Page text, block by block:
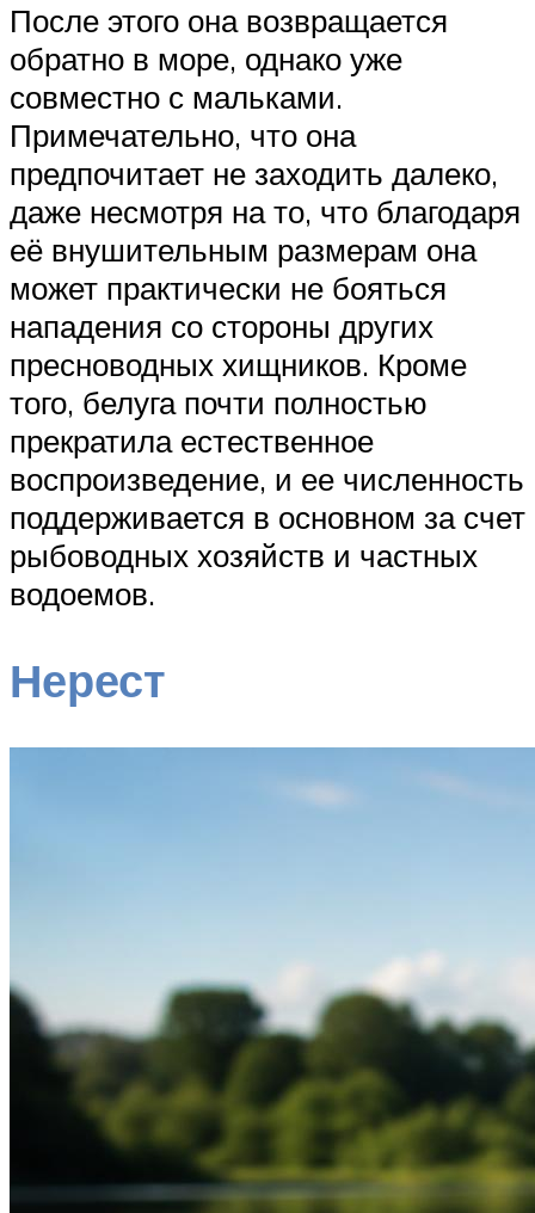
После этого она возвращается
обратно в море, однако уже
совместно с мальками.
Примечательно, что она
предпочитает не заходить далеко,
даже несмотря на то, что благодаря
её внушительным размерам она
может практически не бояться
нападения со стороны других
пресноводных хищников. Кроме
того, белуга почти полностью
прекратила естественное
воспроизведение, и ее численность
поддерживается в основном за счет
рыбоводных хозяйств и частных
водоемов.
Нерест